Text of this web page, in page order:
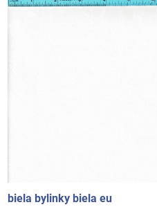
biela bylinky biela eu